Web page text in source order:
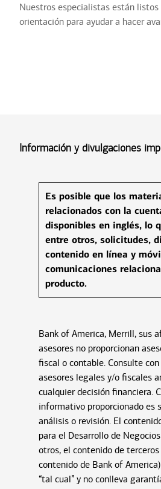
Nuestros especialistas están
orientación para ayudar a hacer
Información y divulgaciones
Es posible que los
relacionados con la
disponibles en inglés, lo
entre otros, solicitudes,
contenido en línea y
comunicaciones
producto.
Bank of America, Merrill, sus
asesores no proporcionan
fiscal o contable. Consulte
asesores legales y/o fiscales
cualquier decisión financiera.
informativo proporcionado es
análisis o revisión. El
para el Desarrollo de
otros, el contenido de
contenido de Bank of
“tal cual” y no conlleva